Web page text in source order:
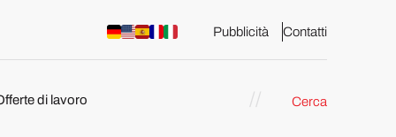
Pubblicità Contatti
di lavoro Cerca